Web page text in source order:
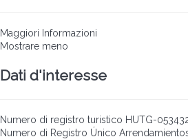
Maggiori Informazioni
Mostrare meno
Dati d'interesse
Numero di registro turistico HUTG-
Numero di Registro Único